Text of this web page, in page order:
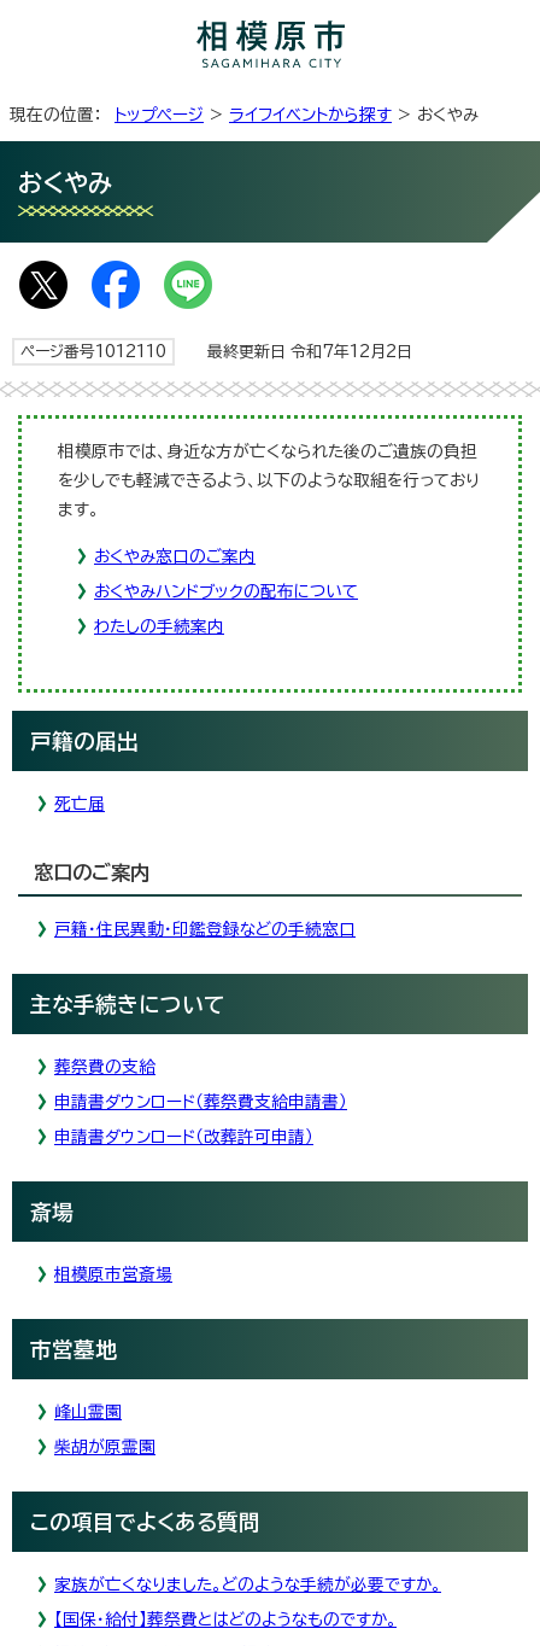
現在の位置： トップページ > ライフイベントから探す > おくやみ
おくやみ
ページ番号1012110 最終更新日 令和7年12月2日
相模原市では、身近な方が亡くなられた後のご遺族の負担
を少しでも軽減できるよう、以下のような取組を行っており
ます。
おくやみ窓口のご案内
おくやみハンドブックの配布について
わたしの手続案内
戸籍の届出
死亡届
窓口のご案内
戸籍・住民異動・印鑑登録などの手続窓口
主な手続きについて
葬祭費の支給
申請書ダウンロード（葬祭費支給申請書）
申請書ダウンロード（改葬許可申請）
斎場
相模原市営斎場
市営墓地
峰山霊園
柴胡が原霊園
この項目でよくある質問
家族が亡くなりました。どのような手続が必要ですか。
【国保・給付】葬祭費とはどのようなものですか。